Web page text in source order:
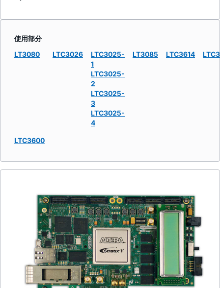
使用部分
LT3080
LTC3026
LTC3025-
1
LTC3025-
2
LTC3025-
3
LTC3025-
4
LT3085 LTC3614
LTC3600